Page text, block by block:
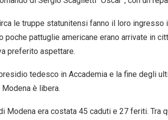
le truppe statunitensi fanno il loro ingresso
poche pattuglie americane erano arrivate in
preferito aspettare.
tedesco in Accademia e la fine degli
è libera.
Modena era costata 45 caduti e 27 feriti. Tra